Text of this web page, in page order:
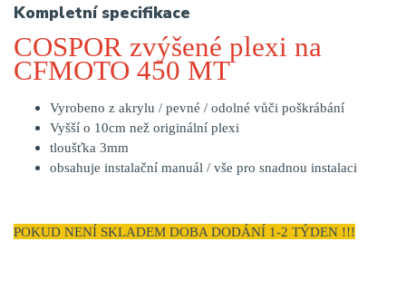
Kompletní specifikace
COSPOR zvýšené plexi na
CFMOTO 450 MT
Vyrobeno z akrylu / pevné / odolné vůči poškrábání
Vyšší o 10cm než originální plexi
tloušťka 3mm
obsahuje instalační manuál / vše pro snadnou instalaci
POKUD NENÍ SKLADEM DOBA DODÁNÍ 1-2 TÝDEN !!!